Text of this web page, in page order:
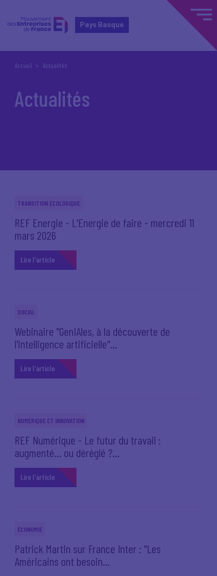
Pays Basque
Accueil Actualités
Actualités
TRANSITION ÉCOLOGIQUE
REF Energie - L'Energie de faire - mercredi 11
mars 2026
Lire l'article
SOCIAL
Webinaire "GenIAles, à la découverte de
l'intelligence artificielle"...
Lire l'article
NUMÉRIQUE ET INNOVATION
REF Numérique - Le futur du travail :
augmenté… ou déréglé ?...
Lire l'article
ÉCONOMIE
Patrick Martin sur France Inter : "Les
Américains ont besoin...